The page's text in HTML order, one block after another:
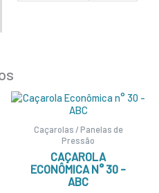
Caçarolas / Panelas de
Pressão
CAÇAROLA
ECONÔMICA N° 30 –
ABC